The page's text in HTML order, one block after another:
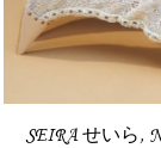
SEIRA せいら,